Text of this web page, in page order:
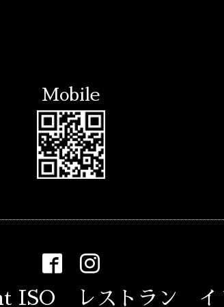
Mobile
ISO レストラン イ